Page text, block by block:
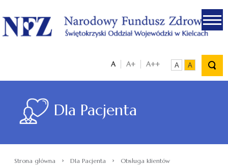
.
A A+ A++ A A
Dla Pacjenta
Strona główna › Dla Pacjenta › Obsługa klientów